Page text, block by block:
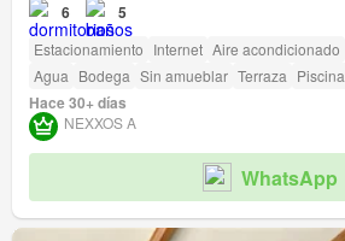
6 5
Estacionamiento Internet Aire acondicionado
Agua Bodega Sin amueblar Terraza Piscina
Hace 30+ días
NEXXOS A
WhatsApp